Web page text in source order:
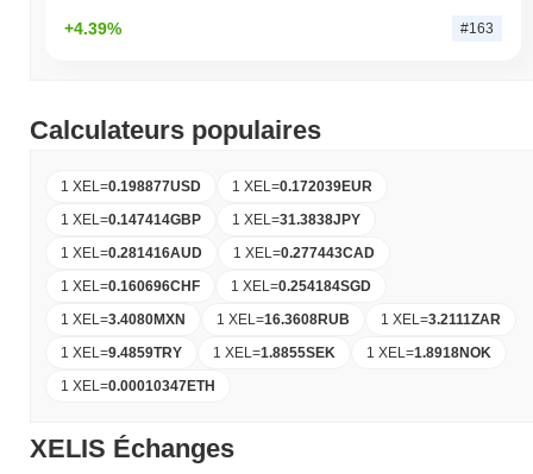
+4.39% #163
Calculateurs populaires
1 XEL =0.198877USD 1 XEL =0.172039EUR
1 XEL =0.147414GBP 1 XEL =31.3838JPY
1 XEL =0.281416AUD 1 XEL =0.277443CAD
1 XEL =0.160696CHF 1 XEL =0.254184SGD
1 XEL =3.4080MXN 1 XEL =16.3608RUB 1 XEL =3.2111ZAR
1 XEL =9.4859TRY 1 XEL =1.8855SEK 1 XEL =1.8918NOK
1 XEL =0.00010347ETH
XELIS Échanges